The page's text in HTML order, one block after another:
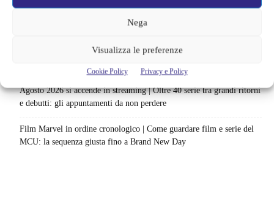
Nega
Visualizza le preferenze
Cookie Policy Privacy e Policy
84 pasti in 28 giorni: da guardare subito
Uno splendido errore 3 arriva su Netflix, l’ora esatta del debutto in
Agosto 2026 si accende in streaming | Oltre 40 serie tra grandi ritorni
e debutti: gli appuntamenti da non perdere
Film Marvel in ordine cronologico | Come guardare film e serie del
MCU: la sequenza giusta fino a Brand New Day